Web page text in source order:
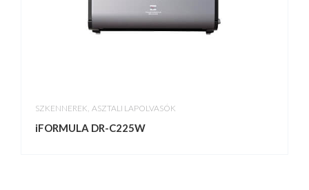
SZKENNEREK ASZTALI LAPOLVASÓK
iFORMULA DR-C225W